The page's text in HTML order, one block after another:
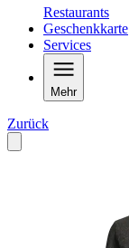
Restaurants
Geschenkkarte
Services
Mehr
Zurück